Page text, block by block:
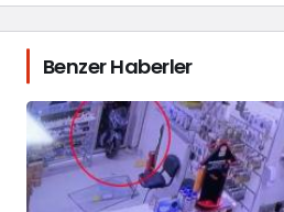
Benzer Haberler